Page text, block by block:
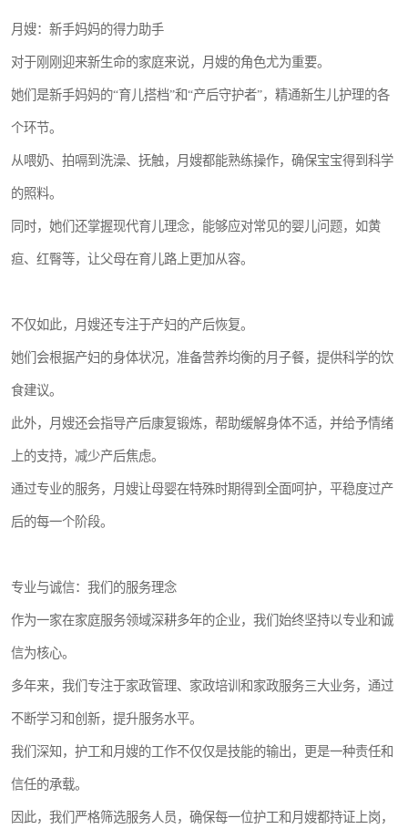
月嫂：新手妈妈的得力助手
对于刚刚迎来新生命的家庭来说，月嫂的角色尤为重要。
她们是新手妈妈的“育儿搭档”和“产后守护者”，精通新生儿护理的各
个环节。
从喂奶、拍嗝到洗澡、抚触，月嫂都能熟练操作，确保宝宝得到科学
的照料。
同时，她们还掌握现代育儿理念，能够应对常见的婴儿问题，如黄
疸、红臀等，让父母在育儿路上更加从容。
不仅如此，月嫂还专注于产妇的产后恢复。
她们会根据产妇的身体状况，准备营养均衡的月子餐，提供科学的饮
食建议。
此外，月嫂还会指导产后康复锻炼，帮助缓解身体不适，并给予情绪
上的支持，减少产后焦虑。
通过专业的服务，月嫂让母婴在特殊时期得到全面呵护，平稳度过产
后的每一个阶段。
专业与诚信：我们的服务理念
作为一家在家庭服务领域深耕多年的企业，我们始终坚持以专业和诚
信为核心。
多年来，我们专注于家政管理、家政培训和家政服务三大业务，通过
不断学习和创新，提升服务水平。
我们深知，护工和月嫂的工作不仅仅是技能的输出，更是一种责任和
信任的承载。
因此，我们严格筛选服务人员，确保每一位护工和月嫂都持证上岗，